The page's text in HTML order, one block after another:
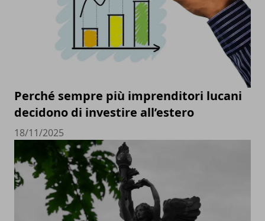
Perché sempre più imprenditori lucani
decidono di investire all’estero
18/11/2025